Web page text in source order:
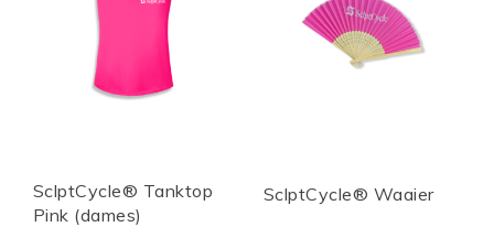
SclptCycle® Tanktop
Pink (dames)
SclptCycle® Waaier